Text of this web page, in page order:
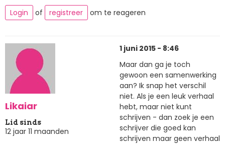
Login
of registreer om te reageren
Likaiar
Lid sinds
12 jaar 11 maanden
1 juni 2015 - 8:46
Maar dan ga je toch
gewoon een samenwerking
aan? Ik snap het verschil
niet. Als je een leuk verhaal
hebt, maar niet kunt
schrijven - dan zoek je een
schrijver die goed kan
schrijven maar geen verhaal